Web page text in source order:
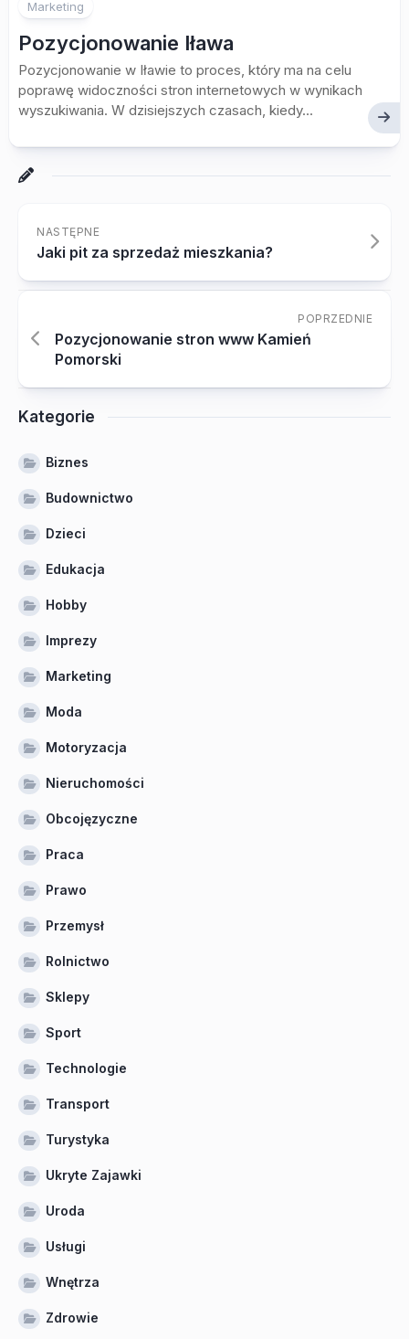
Marketing
Pozycjonowanie Iława
Pozycjonowanie w Iławie to proces, który ma na celu
poprawę widoczności stron internetowych w wynikach
wyszukiwania. W dzisiejszych czasach, kiedy...
NASTĘPNE
Jaki pit za sprzedaż mieszkania?
POPRZEDNIE
Pozycjonowanie stron www Kamień
Pomorski
Kategorie
Biznes
Budownictwo
Dzieci
Edukacja
Hobby
Imprezy
Marketing
Moda
Motoryzacja
Nieruchomości
Obcojęzyczne
Praca
Prawo
Przemysł
Rolnictwo
Sklepy
Sport
Technologie
Transport
Turystyka
Ukryte Zajawki
Uroda
Usługi
Wnętrza
Zdrowie